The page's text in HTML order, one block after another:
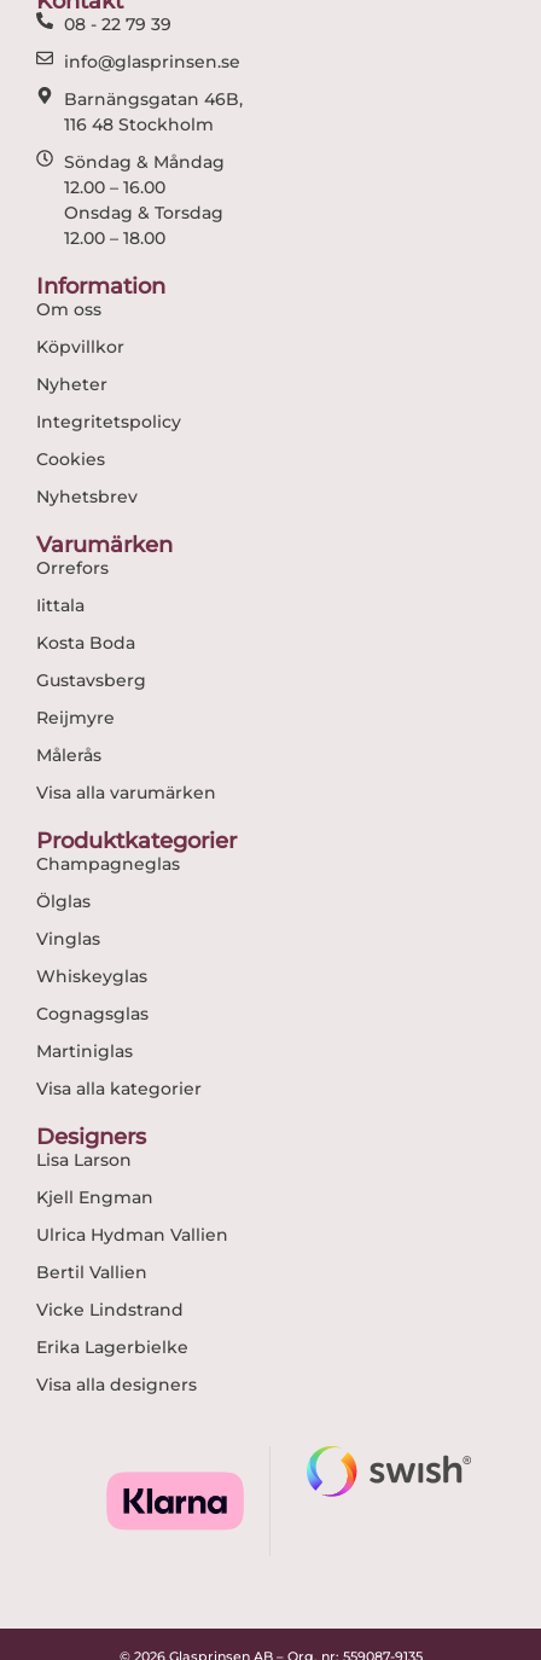
08 - 22 79 39
info@glasprinsen.se
Barnängsgatan 46B,
116 48 Stockholm
Söndag & Måndag
12.00 – 16.00
Onsdag & Torsdag
12.00 – 18.00
Information
Om oss
Köpvillkor
Nyheter
Integritetspolicy
Cookies
Nyhetsbrev
Varumärken
Orrefors
Iittala
Kosta Boda
Gustavsberg
Reijmyre
Målerås
Visa alla varumärken
Produktkategorier
Champagneglas
Ölglas
Vinglas
Whiskeyglas
Cognagsglas
Martiniglas
Visa alla kategorier
Designers
Lisa Larson
Kjell Engman
Ulrica Hydman Vallien
Bertil Vallien
Vicke Lindstrand
Erika Lagerbielke
Visa alla designers
© 2026 Glasprinsen AB – Org. nr: 559087-9135